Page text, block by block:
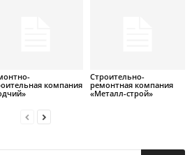
компания
Строительно-
ремонтная компания
«Металл-строй»